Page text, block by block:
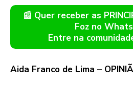
📰 Quer receber as
Foz no
Entre na
Aida Franco de Lima –